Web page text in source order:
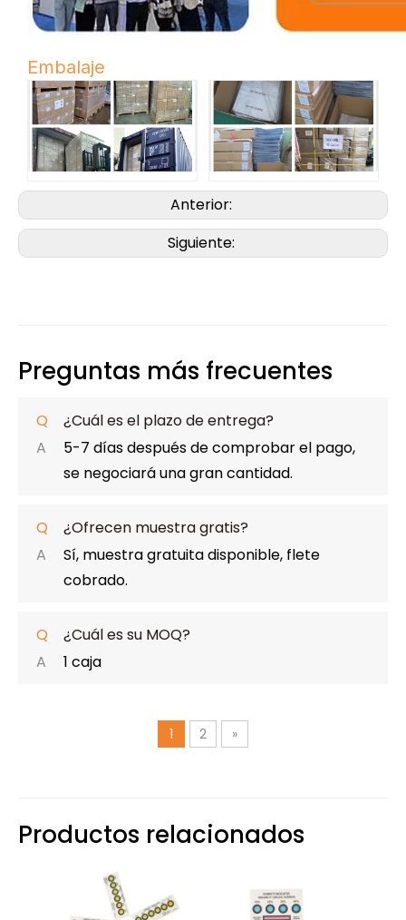
Embalaje
Anterior:
Siguiente:
Preguntas más frecuentes
Q
¿Cuál es el plazo de entrega?
A
5-7 días después de comprobar el pago,
se negociará una gran cantidad.
Q
¿Ofrecen muestra gratis?
A
Sí, muestra gratuita disponible, flete
cobrado.
Q
¿Cuál es su MOQ?
A
1 caja
1 2 »
Productos relacionados